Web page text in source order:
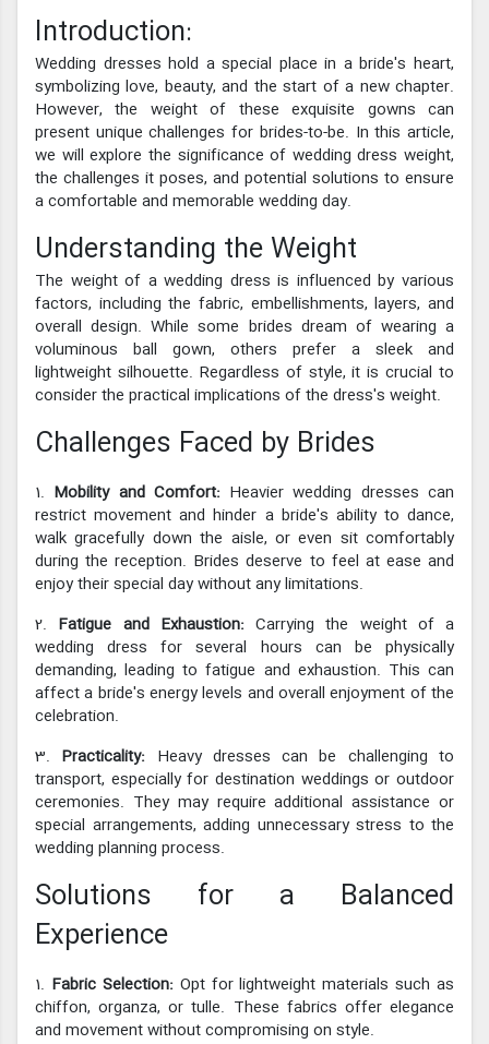
Introduction:
Wedding dresses hold a special place in a bride's heart,
symbolizing love, beauty, and the start of a new chapter.
However, the weight of these exquisite gowns can
present unique challenges for brides-to-be. In this article,
we will explore the significance of wedding dress weight,
the challenges it poses, and potential solutions to ensure
a comfortable and memorable wedding day.
Understanding the Weight
The weight of a wedding dress is influenced by various
factors, including the fabric, embellishments, layers, and
overall design. While some brides dream of wearing a
voluminous ball gown, others prefer a sleek and
lightweight silhouette. Regardless of style, it is crucial to
consider the practical implications of the dress's weight.
Challenges Faced by Brides
1. Mobility and Comfort:Heavier wedding dresses can
restrict movement and hinder a bride's ability to dance,
walk gracefully down the aisle, or even sit comfortably
during the reception. Brides deserve to feel at ease and
enjoy their special day without any limitations.
2. Fatigue and Exhaustion:Carrying the weight of a
wedding dress for several hours can be physically
demanding, leading to fatigue and exhaustion. This can
affect a bride's energy levels and overall enjoyment of the
celebration.
3. Practicality: Heavy dresses can be challenging to
transport, especially for destination weddings or outdoor
ceremonies. They may require additional assistance or
special arrangements, adding unnecessary stress to the
wedding planning process.
Solutions for a Balanced
Experience
1. Fabric Selection:Opt for lightweight materials such as
chiffon, organza, or tulle. These fabrics offer elegance
and movement without compromising on style.